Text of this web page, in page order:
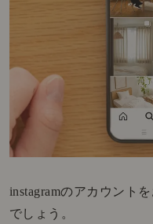
instagramのアカウント
でしょう。